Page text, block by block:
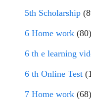
5th Scholarship
6 Home work (80)
6 th e learning
6 th Online Test
7 Home work (68)